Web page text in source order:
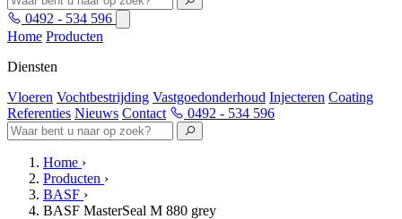
0492 - 534 596
Home Producten
Diensten
Vloeren Vochtbestrijding Vastgoedonderhoud Injecteren Coating
Referenties Nieuws Contact 0492 - 534 596
Home ›
Producten ›
BASF ›
BASF MasterSeal M 880 grey